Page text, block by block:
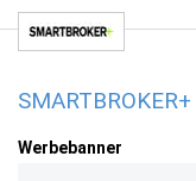
Werbebanner